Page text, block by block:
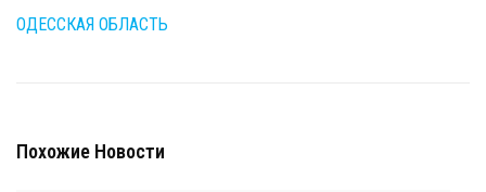
ОДЕССКАЯ ОБЛАСТЬ
Похожие Новости